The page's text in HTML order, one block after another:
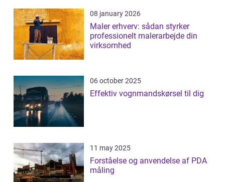
08 january 2026
Maler erhverv: sådan styrker
professionelt malerarbejde din
virksomhed
06 october 2025
Effektiv vognmandskørsel til dig
11 may 2025
Forståelse og anvendelse af PDA
måling